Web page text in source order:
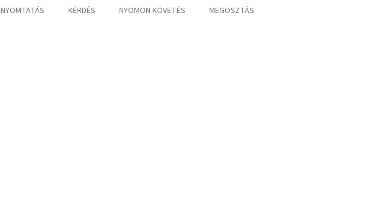
NYOMTATÁS KÉRDÉS NYOMON KÖVETÉS MEGOSZTÁS